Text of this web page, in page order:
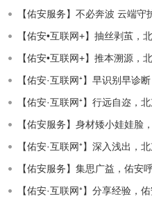
【佑安服务】不必奔波 云端
【佑安•互联网+】抽丝剥茧
【佑安•互联网+】推本溯源
【佑安·互联网⁺】早识别早诊
【佑安·互联网⁺】行远自迩，
【佑安服务】身材矮小娃娃脸
【佑安·互联网⁺】深入浅出，
【佑安服务】集思广益，佑安
【佑安·互联网⁺】分享经验，